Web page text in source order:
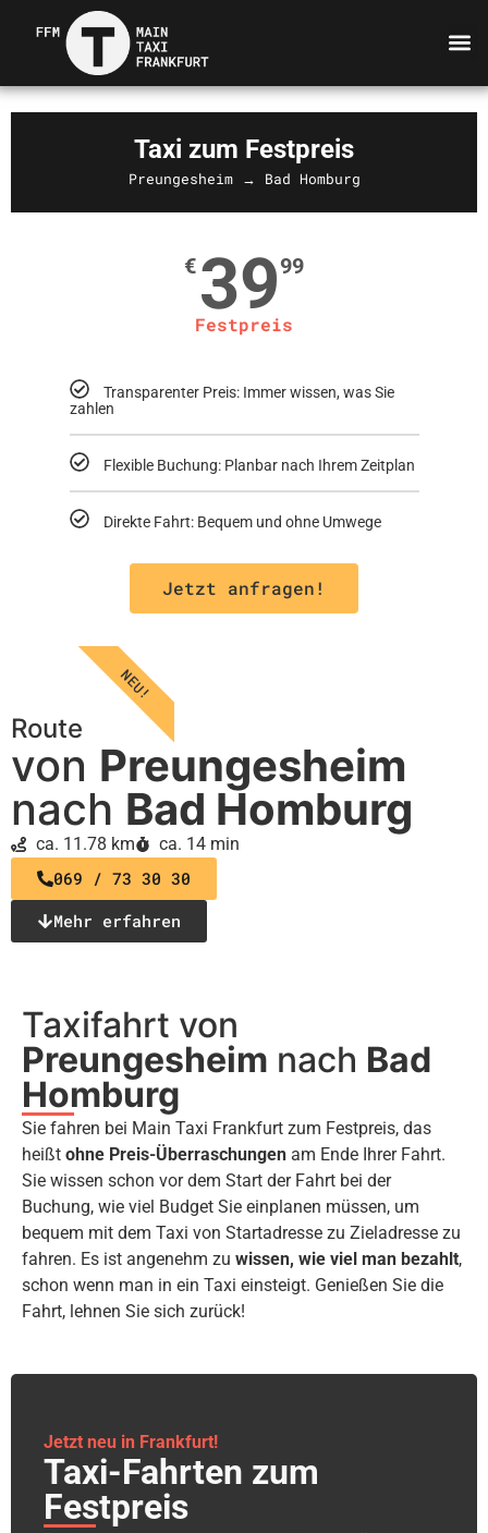
Route
von Preungesheim
nach Bad Homburg
ca. 11.78 km ca. 14 min
069 / 73 30 30
Mehr erfahren
Taxi zum Festpreis
Preungesheim → Bad Homburg
€ 3999
Festpreis
Transparenter Preis: Immer wissen, was Sie
zahlen
Flexible Buchung: Planbar nach Ihrem Zeitplan
Direkte Fahrt: Bequem und ohne Umwege
Jetzt anfragen!
NEU!
Taxifahrt von
Preungesheim nach Bad
Homburg
Sie fahren bei Main Taxi Frankfurt zum Festpreis, das
heißt ohne Preis-Überraschungen am Ende Ihrer Fahrt.
Sie wissen schon vor dem Start der Fahrt bei der
Buchung, wie viel Budget Sie einplanen müssen, um
bequem mit dem Taxi von Startadresse zu Zieladresse zu
fahren. Es ist angenehm zu wissen, wie viel man bezahlt,
schon wenn man in ein Taxi einsteigt. Genießen Sie die
Fahrt, lehnen Sie sich zurück!
Jetzt neu in Frankfurt!
Taxi-Fahrten zum
Festpreis